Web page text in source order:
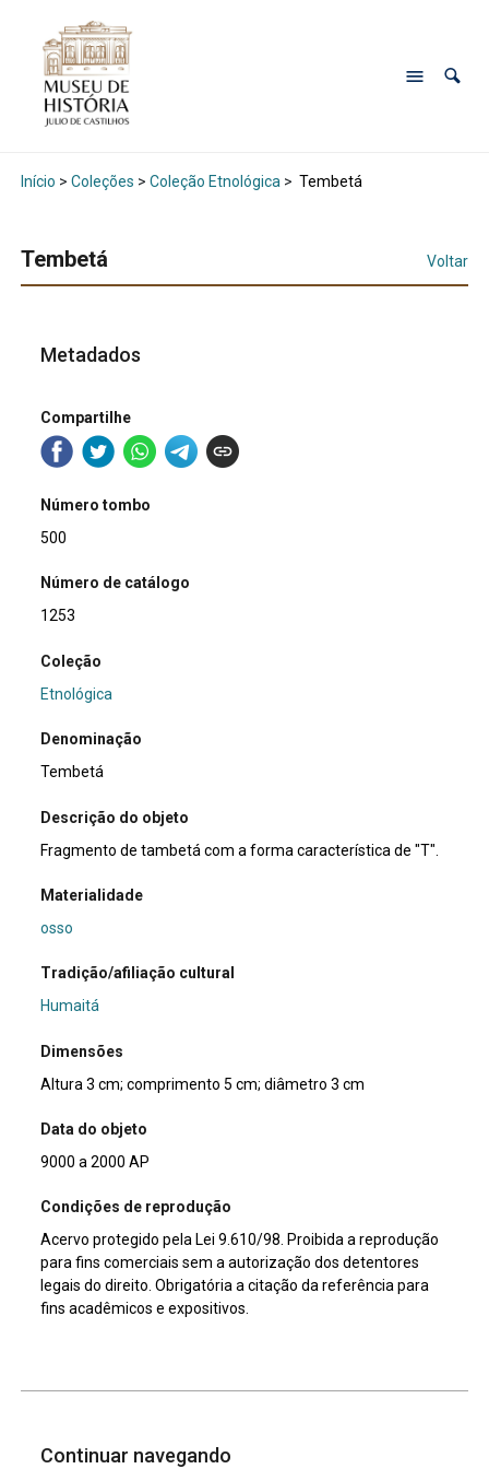
Início > Coleções > Coleção Etnológica > Tembetá
Tembetá Voltar
Metadados
Compartilhe
Número tombo
500
Número de catálogo
1253
Coleção
Etnológica
Denominação
Tembetá
Descrição do objeto
Fragmento de tambetá com a forma característica de "T".
Materialidade
osso
Tradição/afiliação cultural
Humaitá
Dimensões
Altura 3 cm; comprimento 5 cm; diâmetro 3 cm
Data do objeto
9000 a 2000 AP
Condições de reprodução
Acervo protegido pela Lei 9.610/98. Proibida a reprodução
para fins comerciais sem a autorização dos detentores
legais do direito. Obrigatória a citação da referência para
fins acadêmicos e expositivos.
Continuar navegando